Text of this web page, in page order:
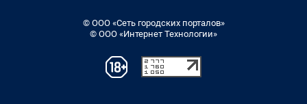
© ООО «Сеть городских порталов»
© ООО «Интернет Технологии»